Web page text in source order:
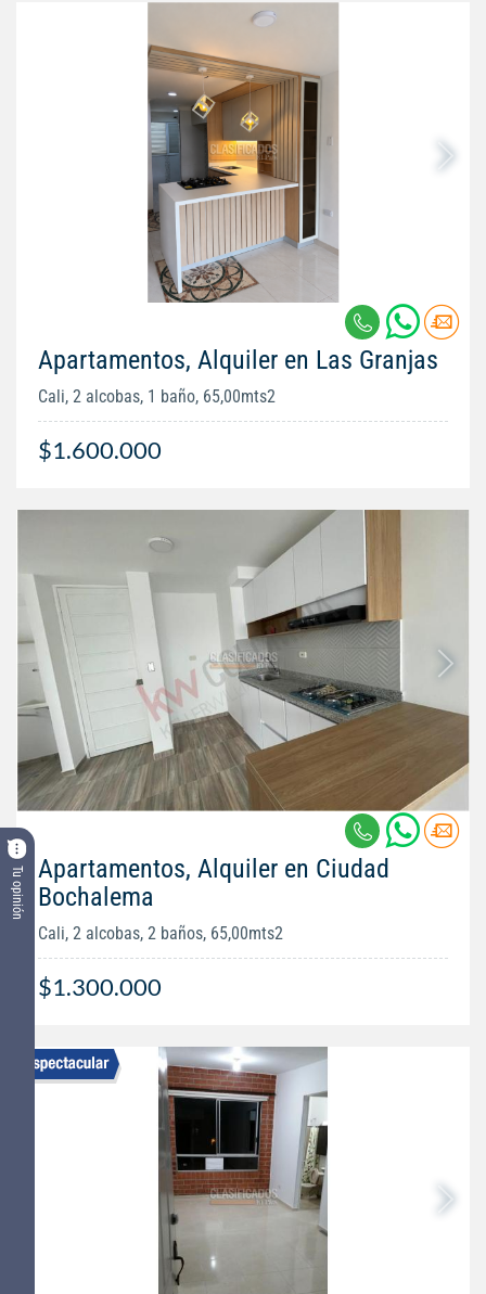
Tu opinión
Apartamentos, Alquiler en Las Granjas
Cali, 2 alcobas, 1 baño, 65,00mts2
$1.600.000
Apartamentos, Alquiler en Ciudad
Bochalema
Cali, 2 alcobas, 2 baños, 65,00mts2
$1.300.000